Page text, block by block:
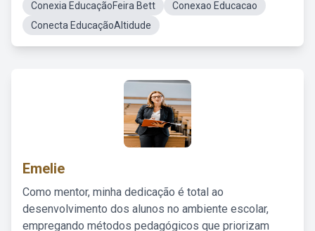
Conexia EducaçãoFeira Bett
Conexao Educacao
Conecta EducaçãoAltidude
Emelie
Como mentor, minha dedicação é total ao
desenvolvimento dos alunos no ambiente escolar,
empregando métodos pedagógicos que priorizam